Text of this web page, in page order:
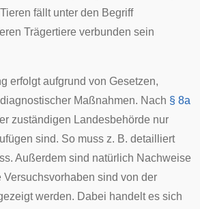
fällt unter den Begriff
Trägertiere verbunden sein
erfolgt aufgrund von Gesetzen,
Maßnahmen. Nach § 8a
zuständigen Landesbehörde nur
sind. So muss z. B. detailliert
Außerdem sind natürlich Nachweise
sind von der
werden. Dabei handelt es sich